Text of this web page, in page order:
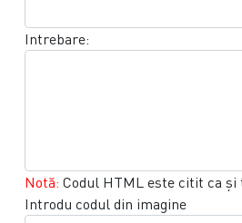
Intrebare:
Notă: Codul HTML este citit ca şi
Introdu codul din imagine